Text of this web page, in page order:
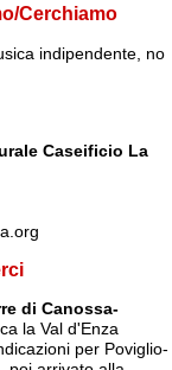
Cerchiamo
indipendente, no
Caseificio La
di Canossa-
la Val d'Enza
per Poviglio-